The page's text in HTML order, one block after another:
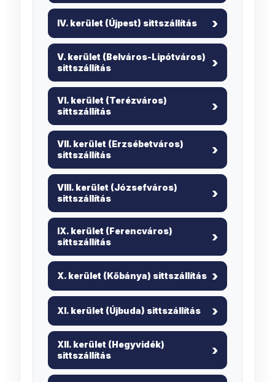
IV. kerület (Újpest) sittszállítás
V. kerület (Belváros-Lipótváros)
sittszállítás
VI. kerület (Terézváros)
sittszállítás
VII. kerület (Erzsébetváros)
sittszállítás
VIII. kerület (Józsefváros)
sittszállítás
IX. kerület (Ferencváros)
sittszállítás
X. kerület (Kőbánya) sittszállítás
XI. kerület (Újbuda) sittszállítás
XII. kerület (Hegyvidék)
sittszállítás